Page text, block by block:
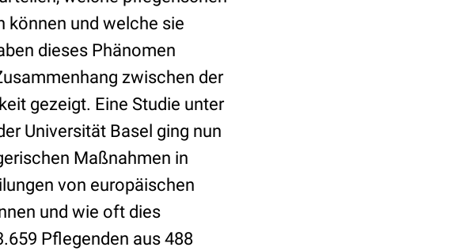
können und welche sie
dieses Phänomen
zwischen der
gezeigt. Eine Studie unter
Universität Basel ging nun
Maßnahmen in
von europäischen
und wie oft dies
Pflegenden aus 488